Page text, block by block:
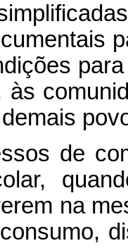
às
de
na